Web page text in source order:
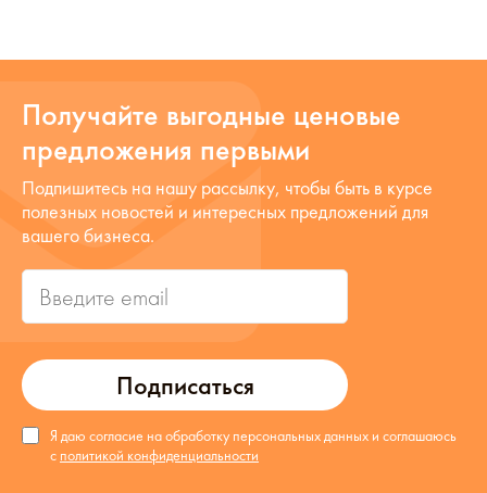
Получайте выгодные ценовые
предложения первыми
Подписаться
Подпишитесь на нашу рассылку, чтобы быть в курсе
полезных новостей и интересных предложений для
вашего бизнеса.
Я даю согласие на обработку персональных данных и соглашаюсь
с политикой конфиденциальности